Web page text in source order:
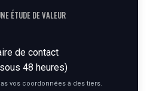
ÉTUDE DE VALEUR
de contact
48 heures)
vos coordonnées à des tiers.